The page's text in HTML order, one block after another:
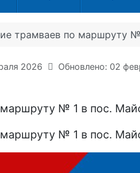
трамваев по маршруту №
2026 Обновлено: 02
№ 1 в пос.
№ 1 в пос.